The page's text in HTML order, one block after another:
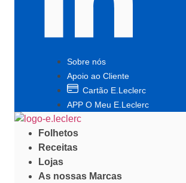
Sobre nós
Apoio ao Cliente
Cartão E.Leclerc
APP O Meu E.Leclerc
Folhetos
Receitas
Lojas
As nossas Marcas